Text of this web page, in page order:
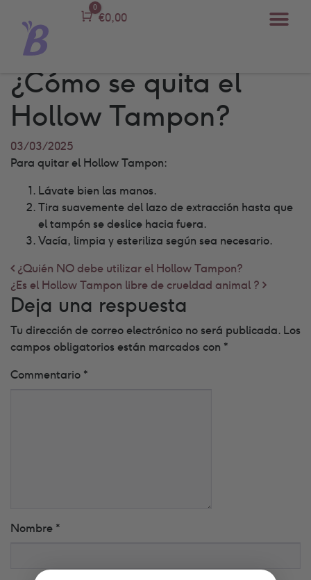
Carro
0
€0,00
¿Cómo se quita el
Hollow Tampon?
03/03/2025
Para quitar el Hollow Tampon:
Lávate bien las manos.
Tira suavemente del lazo de extracción hasta que
el tampón se deslice hacia fuera.
Vacía, limpia y esteriliza según sea necesario.
Post navigation
¿Quién NO debe utilizar el Hollow Tampon?
¿Es el Hollow Tampon libre de crueldad animal ?
Deja una respuesta
Tu dirección de correo electrónico no será publicada. Los
campos obligatorios están marcados con *
Commentario *
Nombre *